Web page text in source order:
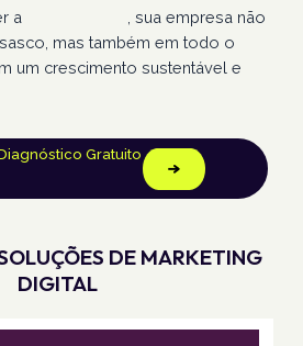
a
, sua empresa não
mas também em todo o
um crescimento sustentável e
Gratuito
DE MARKETING
DIGITAL